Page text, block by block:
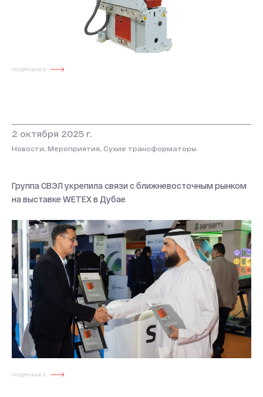
ПОДРОБНЕЕ
ПОДРОБНЕЕ
2 октября 2025 г.
Новости, Мероприятия, Сухие трансформаторы
Группа СВЭЛ укрепила связи с ближневосточным рынком
на выставке WETEX в Дубае